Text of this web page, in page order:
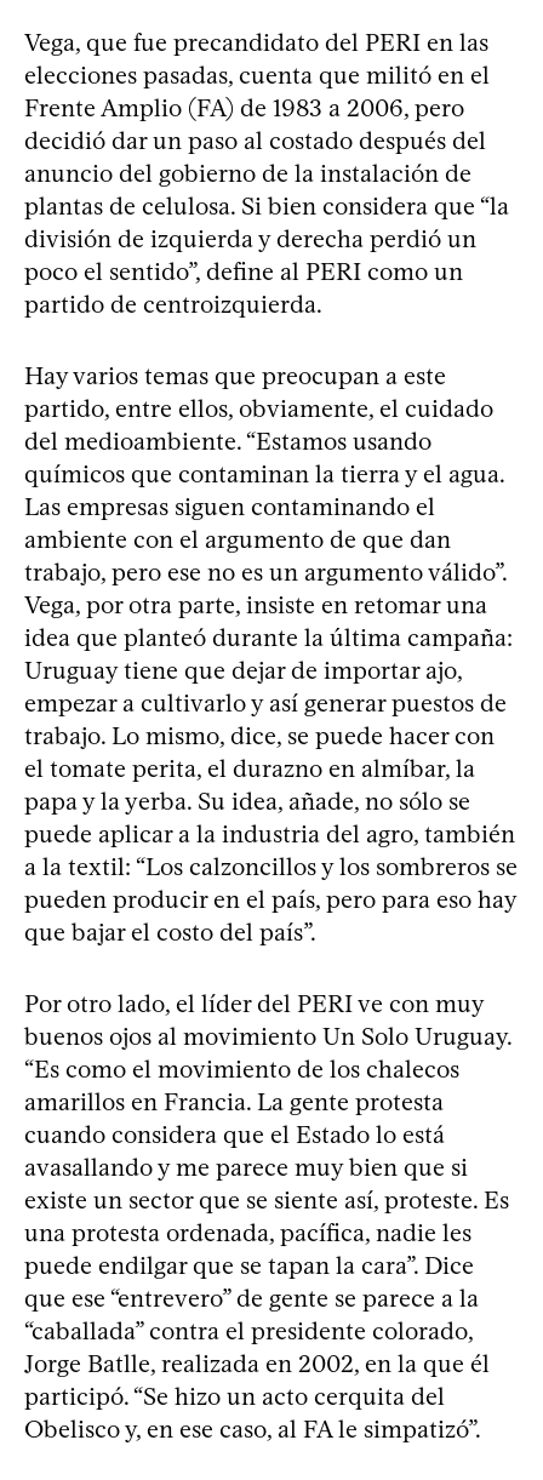
Vega, que fue precandidato del PERI en las
elecciones pasadas, cuenta que militó en el
Frente Amplio (FA) de 1983 a 2006, pero
decidió dar un paso al costado después del
anuncio del gobierno de la instalación de
plantas de celulosa. Si bien considera que “la
división de izquierda y derecha perdió un
poco el sentido”, define al PERI como un
partido de centroizquierda.
Hay varios temas que preocupan a este
partido, entre ellos, obviamente, el cuidado
del medioambiente. “Estamos usando
químicos que contaminan la tierra y el agua.
Las empresas siguen contaminando el
ambiente con el argumento de que dan
trabajo, pero ese no es un argumento válido”.
Vega, por otra parte, insiste en retomar una
idea que planteó durante la última campaña:
Uruguay tiene que dejar de importar ajo,
empezar a cultivarlo y así generar puestos de
trabajo. Lo mismo, dice, se puede hacer con
el tomate perita, el durazno en almíbar, la
papa y la yerba. Su idea, añade, no sólo se
puede aplicar a la industria del agro, también
a la textil: “Los calzoncillos y los sombreros se
pueden producir en el país, pero para eso hay
que bajar el costo del país”.
Por otro lado, el líder del PERI ve con muy
buenos ojos al movimiento Un Solo Uruguay.
“Es como el movimiento de los chalecos
amarillos en Francia. La gente protesta
cuando considera que el Estado lo está
avasallando y me parece muy bien que si
existe un sector que se siente así, proteste. Es
una protesta ordenada, pacífica, nadie les
puede endilgar que se tapan la cara”. Dice
que ese “entrevero” de gente se parece a la
“caballada” contra el presidente colorado,
Jorge Batlle, realizada en 2002, en la que él
participó. “Se hizo un acto cerquita del
Obelisco y, en ese caso, al FA le simpatizó”.